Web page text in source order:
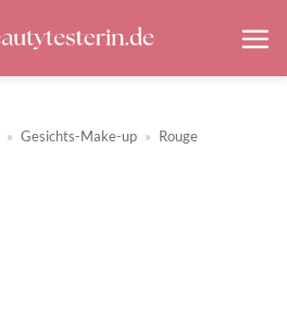
» Gesichts-Make-up » Rouge